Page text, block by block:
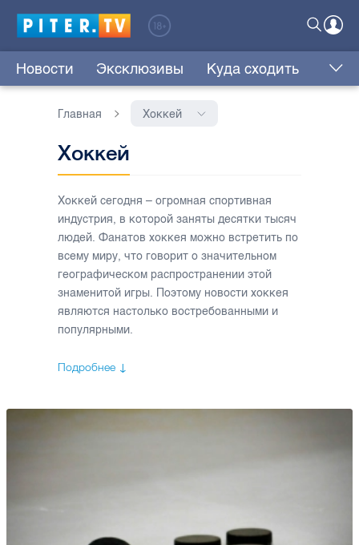
Новости Эксклюзивы Куда сходить
Главная Хоккей
Хоккей
Хоккей сегодня – огромная спортивная
индустрия, в которой заняты десятки тысяч
людей. Фанатов хоккея можно встретить по
всему миру, что говорит о значительном
географическом распространении этой
знаменитой игры. Поэтому новости хоккея
являются настолько востребованными и
популярными.
Подробнее ↓